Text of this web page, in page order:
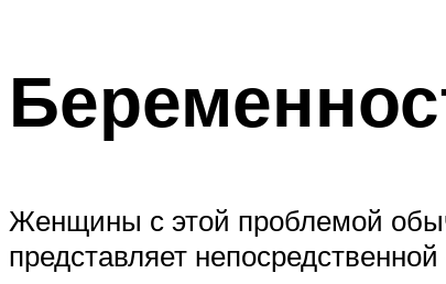
Женщины с этой проблемой
представляет